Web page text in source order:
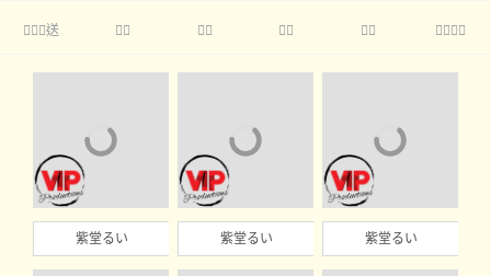
送     
紫堂るい 紫堂るい 紫堂るい